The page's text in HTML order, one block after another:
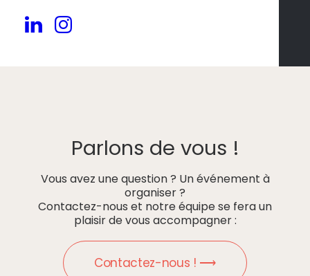
Parlons de vous !
Vous avez une question ? Un événement à
organiser ?
Contactez-nous et notre équipe se fera un
plaisir de vous accompagner :
Contactez-nous ! ⟶